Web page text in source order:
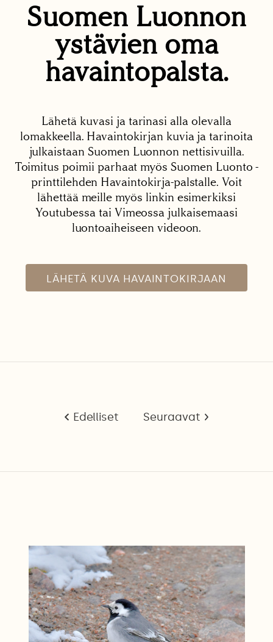
Suomen Luonnon
ystävien oma
havaintopalsta.
Lähetä kuvasi ja tarinasi alla olevalla
lomakkeella. Havaintokirjan kuvia ja tarinoita
julkaistaan Suomen Luonnon nettisivuilla.
Toimitus poimii parhaat myös Suomen Luonto -
printtilehden Havaintokirja-palstalle. Voit
lähettää meille myös linkin esimerkiksi
Youtubessa tai Vimeossa julkaisemaasi
luontoaiheiseen videoon.
LÄHETÄ KUVA HAVAINTOKIRJAAN
Edelliset Seuraavat